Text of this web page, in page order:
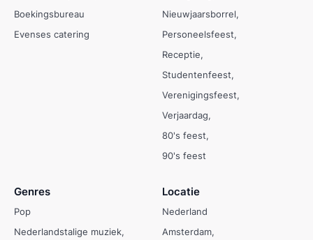
Boekingsbureau
Evenses catering
Nieuwjaarsborrel
Personeelsfeest
Receptie
Studentenfeest
Verenigingsfeest
Verjaardag
80's feest
90's feest
Genres
Pop
Nederlandstalige muziek
Locatie
Nederland
Amsterdam